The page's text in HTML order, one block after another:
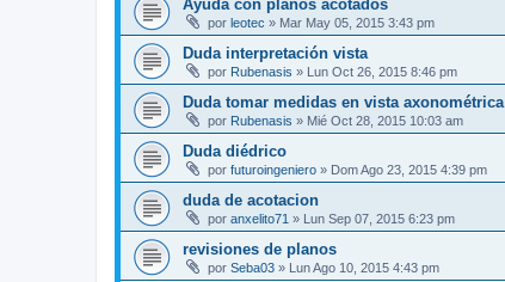
Ayuda con planos acotados
por leotec » Mar May 05, 2015 3:43 pm
Duda interpretación vista
por Rubenasis » Lun Oct 26, 2015 8:46 pm
Duda tomar medidas en vista axonométrica
por Rubenasis » Mié Oct 28, 2015 10:03 am
Duda diédrico
por futuroingeniero » Dom Ago 23, 2015 4:39 pm
duda de acotacion
por anxelito71 » Lun Sep 07, 2015 6:23 pm
revisiones de planos
por Seba03 » Lun Ago 10, 2015 4:43 pm